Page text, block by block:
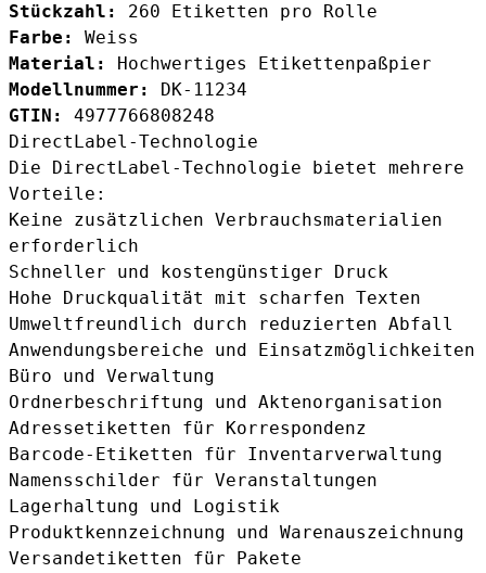
Stückzahl:
260 Etiketten pro Rolle
Farbe:
Weiss
Material:
Hochwertiges Etikettenpaßpier
Modellnummer:
DK-11234
GTIN:
4977766808248
DirectLabel-Technologie
Die DirectLabel-Technologie bietet mehrere
Vorteile:
Keine zusätzlichen Verbrauchsmaterialien
erforderlich
Schneller und kostengünstiger Druck
Hohe Druckqualität mit scharfen Texten
Umweltfreundlich durch reduzierten Abfall
Anwendungsbereiche und Einsatzmöglichkeiten
Büro und Verwaltung
Ordnerbeschriftung und Aktenorganisation
Adressetiketten für Korrespondenz
Barcode-Etiketten für Inventarverwaltung
Namensschilder für Veranstaltungen
Lagerhaltung und Logistik
Produktkennzeichnung und Warenauszeichnung
Versandetiketten für Pakete